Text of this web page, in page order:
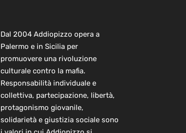
Dal 2004 Addiopizzo opera a
Palermo e in Sicilia per
promuovere una rivoluzione
culturale contro la mafia.
Responsabilità individuale e
collettiva, partecipazione, libertà,
protagonismo giovanile,
solidarietà e giustizia sociale sono